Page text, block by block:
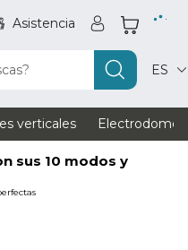
Asistencia
ES
verticales
sus 10 modos y